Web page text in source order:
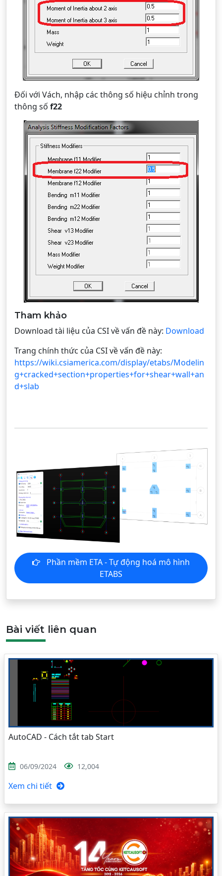
Đối với Vách, nhập các thông số hiệu chỉnh trong
thông số f22
Tham khảo
Download tài liệu của CSI về vấn đề này: Download
Trang chính thức của CSI về vấn đề này:
https://wiki.csiamerica.com/display/etabs/Modelin
g+cracked+section+properties+for+shear+wall+an
d+slab
Phần mềm ETA - Tự động hoá mô hình
ETABS
Bài viết liên quan
AutoCAD - Cách tắt tab Start
06/09/2024 12,004
Xem chi tiết